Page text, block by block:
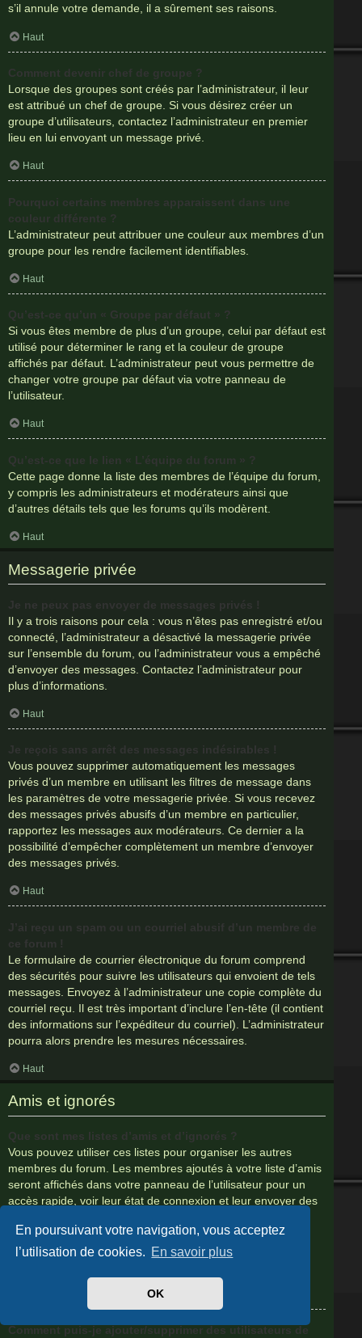
En poursuivant votre navigation, vous acceptez
l’utilisation de cookies. En savoir plus
OK
s’il annule votre demande, il a sûrement ses raisons.
Haut
Comment devenir chef de groupe ?
Lorsque des groupes sont créés par l’administrateur, il leur
est attribué un chef de groupe. Si vous désirez créer un
groupe d’utilisateurs, contactez l’administrateur en premier
lieu en lui envoyant un message privé.
Haut
Pourquoi certains membres apparaissent dans une
couleur différente ?
L’administrateur peut attribuer une couleur aux membres d’un
groupe pour les rendre facilement identifiables.
Haut
Qu’est-ce qu’un « Groupe par défaut » ?
Si vous êtes membre de plus d’un groupe, celui par défaut est
utilisé pour déterminer le rang et la couleur de groupe
affichés par défaut. L’administrateur peut vous permettre de
changer votre groupe par défaut via votre panneau de
l’utilisateur.
Haut
Qu’est-ce que le lien « L’équipe du forum » ?
Cette page donne la liste des membres de l’équipe du forum,
y compris les administrateurs et modérateurs ainsi que
d’autres détails tels que les forums qu’ils modèrent.
Haut
Messagerie privée
Il y a trois raisons pour cela : vous n’êtes pas enregistré et/ou
connecté, l’administrateur a désactivé la messagerie privée
sur l’ensemble du forum, ou l’administrateur vous a empêché
d’envoyer des messages. Contactez l’administrateur pour
plus d’informations.
Haut
Vous pouvez supprimer automatiquement les messages
privés d’un membre en utilisant les filtres de message dans
les paramètres de votre messagerie privée. Si vous recevez
des messages privés abusifs d’un membre en particulier,
rapportez les messages aux modérateurs. Ce dernier a la
possibilité d’empêcher complètement un membre d’envoyer
des messages privés.
Haut
Le formulaire de courrier électronique du forum comprend
des sécurités pour suivre les utilisateurs qui envoient de tels
messages. Envoyez à l’administrateur une copie complète du
courriel reçu. Il est très important d’inclure l’en-tête (il contient
des informations sur l’expéditeur du courriel). L’administrateur
pourra alors prendre les mesures nécessaires.
Haut
Amis et ignorés
Que sont mes listes d’amis et d’ignorés ?
Vous pouvez utiliser ces listes pour organiser les autres
membres du forum. Les membres ajoutés à votre liste d’amis
seront affichés dans votre panneau de l’utilisateur pour un
accès rapide, voir leur état de connexion et leur envoyer des
messages peuvent être mis en valeur. Si vous ajoutez un
utilisateur à votre liste d’ignorés, tous ses messages seront
Comment puis-je ajouter/supprimer des utilisateurs de